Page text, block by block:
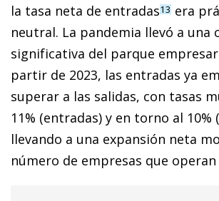
la tasa neta de entradas13 era
neutral. La pandemia llevó a una
significativa del parque
partir de 2023, las entradas ya
superar a las salidas, con tasas
11% (entradas) y en torno al 10%
llevando a una expansión neta
número de empresas que